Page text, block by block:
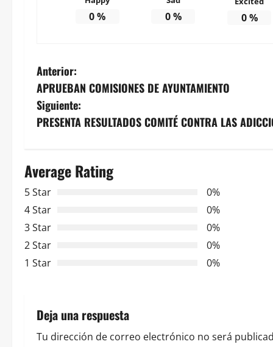
0% 0% 0%
N
a
v
g
a
c
i
n
d
Anterior:
APRUEBAN COMISIONES DE AYUNTAMIENTO
Siguiente:
PRESENTA RESULTADOS COMITÉ CONTRA LAS
Average Rating
5 Star
0%
4 Star
0%
3 Star
0%
2 Star
0%
1 Star
0%
Deja una respuesta
Tu dirección de correo electrónico no será